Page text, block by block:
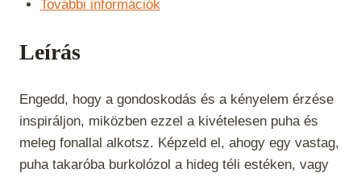
További információk
Leírás
Engedd, hogy a gondoskodás és a kényelem érzése
inspiráljon, miközben ezzel a kivételesen puha és
meleg fonallal alkotsz. Képzeld el, ahogy egy vastag,
puha takaróba burkolózol a hideg téli estéken, vagy